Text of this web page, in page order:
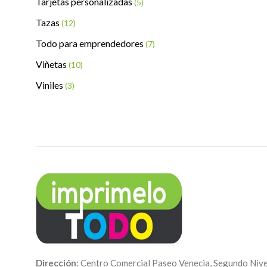
(5)
Tazas (12)
Todo para emprendedores (7)
Viñetas (10)
Viniles (3)
Dirección: Centro Comercial Paseo Venecia, Segundo